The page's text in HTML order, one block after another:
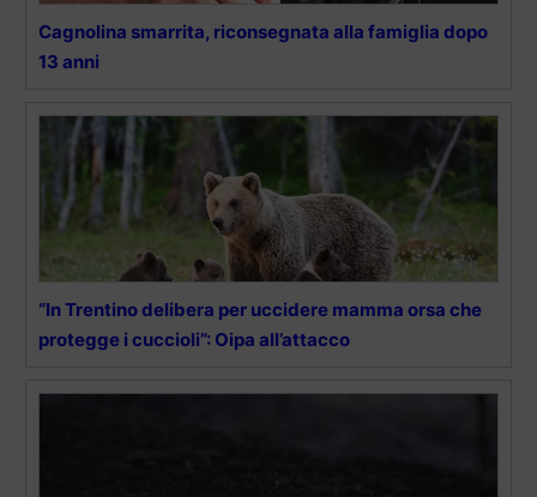
Cagnolina smarrita, riconsegnata alla famiglia dopo
13 anni
“In Trentino delibera per uccidere mamma orsa che
protegge i cuccioli”: Oipa all’attacco